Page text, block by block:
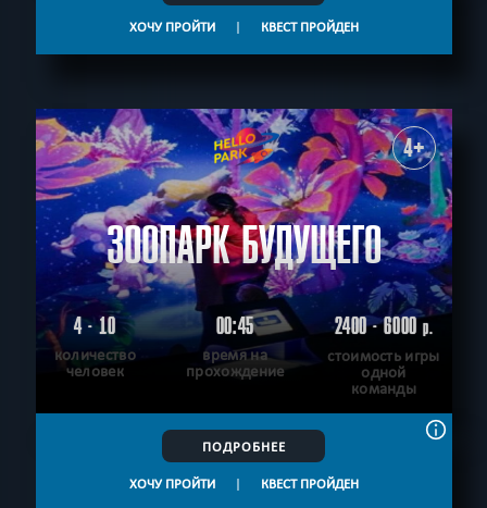
ХОЧУ ПРОЙТИ | КВЕСТ ПРОЙДЕН
4+
ЗООПАРК БУДУЩЕГО
4 - 10
количество
человек
00:45
время на
прохождение
2400 - 6000р.
стоимость игры
одной
команды
ПОДРОБНЕЕ
ХОЧУ ПРОЙТИ | КВЕСТ ПРОЙДЕН